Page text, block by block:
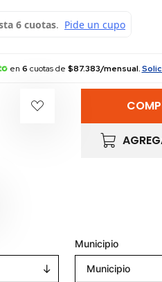
en 6 cuotas de $87.383/mensual.
Municipio
Municipio